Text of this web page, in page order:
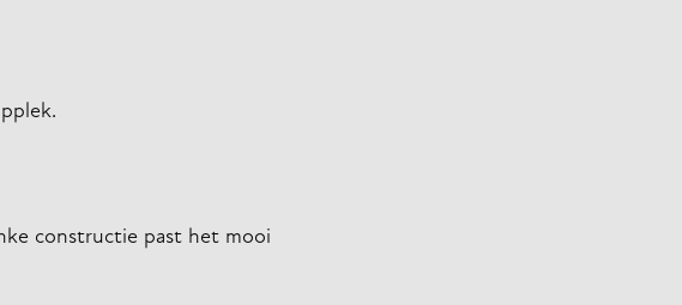
constructie past het mooi